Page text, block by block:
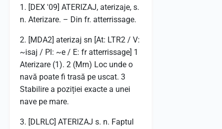
1. [DEX '09] ATERIZAJ, aterizaje, s.
n. Aterizare. – Din fr. atterrissage.
2. [MDA2] aterizaj sn [At: LTR2 / V:
~isaj / Pl: ~e / E: fr atterrissage] 1
Aterizare (1). 2 (Mrn) Loc unde o
navă poate fi trasă pe uscat. 3
Stabilire a poziției exacte a unei
nave pe mare.
3. [DLRLC] ATERIZAJ s. n. Faptul